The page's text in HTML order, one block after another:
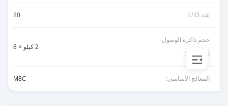
عدد I / O: 20
حجم ذاكرة الوصول
العشوائي:
2 كيلو × 8
المعالج الأساسي: M8C